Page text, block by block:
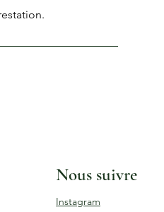
Nous suivre
Instagram